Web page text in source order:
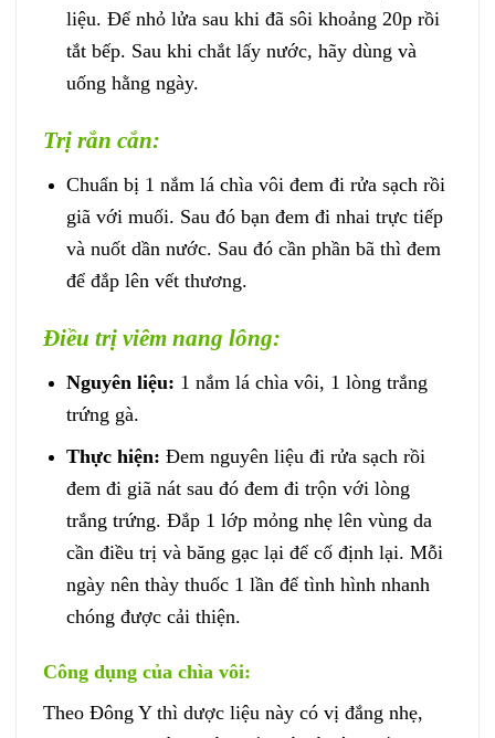
liệu. Để nhỏ lửa sau khi đã sôi khoảng 20p rồi
tắt bếp. Sau khi chắt lấy nước, hãy dùng và
uống hằng ngày.
Trị rắn cắn:
Chuẩn bị 1 nắm lá chìa vôi đem đi rửa sạch rồi
giã với muối. Sau đó bạn đem đi nhai trực tiếp
và nuốt dần nước. Sau đó cần phần bã thì đem
để đắp lên vết thương.
Điều trị viêm nang lông:
Nguyên liệu: 1 nắm lá chìa vôi, 1 lòng trắng
trứng gà.
Thực hiện: Đem nguyên liệu đi rửa sạch rồi
đem đi giã nát sau đó đem đi trộn với lòng
trắng trứng. Đắp 1 lớp mỏng nhẹ lên vùng da
cần điều trị và băng gạc lại để cố định lại. Mỗi
ngày nên thày thuốc 1 lần để tình hình nhanh
chóng được cải thiện.
Công dụng của chìa vôi:
Theo Đông Y thì dược liệu này có vị đắng nhẹ,